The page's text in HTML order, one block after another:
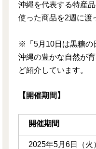
沖縄を代表する特産
使った商品を2週に渡
※「5月10日は黒糖の
沖縄の豊かな自然が
ど紹介しています。
【開催期間】
開催期間
2025年5月6日（火